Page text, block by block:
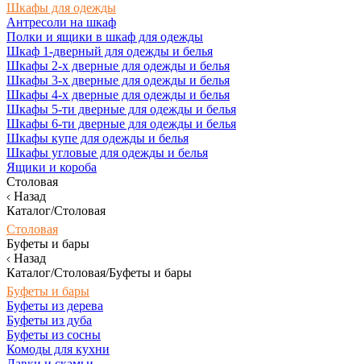
Шкафы для одежды
Антресоли на шкаф
Полки и ящики в шкаф для одежды
Шкаф 1-дверный для одежды и белья
Шкафы 2-х дверные для одежды и белья
Шкафы 3-х дверные для одежды и белья
Шкафы 4-х дверные для одежды и белья
Шкафы 5-ти дверные для одежды и белья
Шкафы 6-ти дверные для одежды и белья
Шкафы купе для одежды и белья
Шкафы угловые для одежды и белья
Ящики и короба
Столовая
Назад
Каталог/Столовая
Столовая
Буфеты и бары
Назад
Каталог/Столовая/Буфеты и бары
Буфеты и бары
Буфеты из дерева
Буфеты из дуба
Буфеты из сосны
Комоды для кухни